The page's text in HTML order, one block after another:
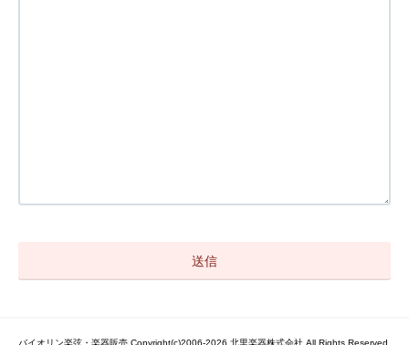
バイオリン楽弦・楽器販売 Copyright(c)2006-2026 北里楽器株式会社 All Rights Reserved.